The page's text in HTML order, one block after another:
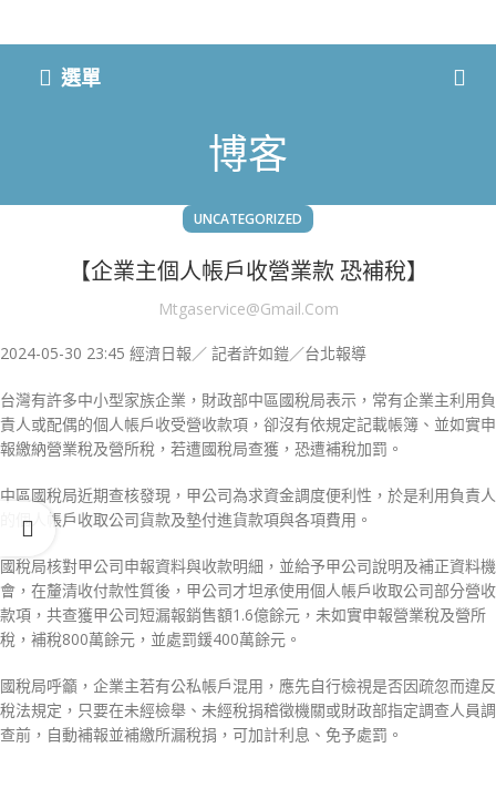
選單
博客
UNCATEGORIZED
【企業主個人帳戶收營業款 恐補稅】
Mtgaservice@gmail.com
2024-05-30 23:45 經濟日報／ 記者許如鎧／台北報導
台灣有許多中小型家族企業，財政部中區國稅局表示，常有企業主利用負
責人或配偶的個人帳戶收受營收款項，卻沒有依規定記載帳簿、並如實申
報繳納營業稅及營所稅，若遭國稅局查獲，恐遭補稅加罰。
中區國稅局近期查核發現，甲公司為求資金調度便利性，於是利用負責人
的個人帳戶收取公司貨款及墊付進貨款項與各項費用。
國稅局核對甲公司申報資料與收款明細，並給予甲公司說明及補正資料機
會，在釐清收付款性質後，甲公司才坦承使用個人帳戶收取公司部分營收
款項，共查獲甲公司短漏報銷售額1.6億餘元，未如實申報營業稅及營所
稅，補稅800萬餘元，並處罰鍰400萬餘元。
國稅局呼籲，企業主若有公私帳戶混用，應先自行檢視是否因疏忽而違反
稅法規定，只要在未經檢舉、未經稅捐稽徵機關或財政部指定調查人員調
查前，自動補報並補繳所漏稅捐，可加計利息、免予處罰。